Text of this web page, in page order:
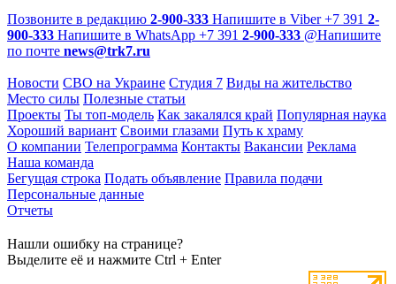
Позвоните в редакцию 2-900-333 Напишите в Viber +7 391 2-
900-333 Напишите в WhatsApp +7 391 2-900-333 @Напишите
по почте news@trk7.ru
Новости СВО на Украине Студия 7 Виды на жительство
Место силы Полезные статьи
Проекты Ты топ-модель Как закалялся край Популярная наука
Хороший вариант Своими глазами Путь к храму
О компании Телепрограмма Контакты Вакансии Реклама
Наша команда
Бегущая строка Подать объявление Правила подачи
Персональные данные
Отчеты
Нашли ошибку на странице?
Выделите её и нажмите Ctrl + Enter